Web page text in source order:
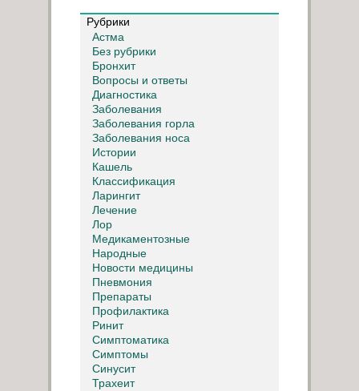
Рубрики
Астма
Без рубрики
Бронхит
Вопросы и ответы
Диагностика
Заболевания
Заболевания горла
Заболевания носа
Истории
Кашель
Классификация
Ларингит
Лечение
Лор
Медикаментозные
Народные
Новости медицины
Пневмония
Препараты
Профилактика
Ринит
Симптоматика
Симптомы
Синусит
Трахеит